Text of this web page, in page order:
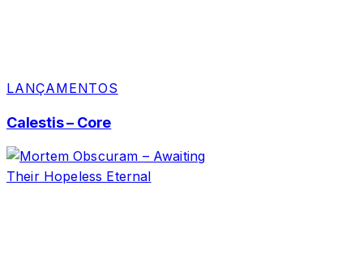
LANÇAMENTOS
Calestis – Core